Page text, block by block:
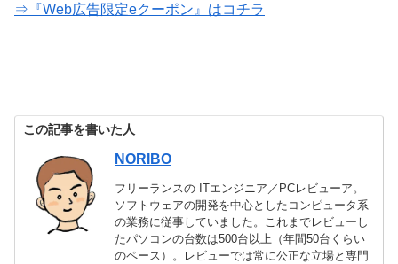
⇒『Web広告限定eクーポン』はコチラ
この記事を書いた人
NORIBO
フリーランスの ITエンジニア／PCレビューア。
ソフトウェアの開発を中心としたコンピュータ系
の業務に従事していました。これまでレビューし
たパソコンの台数は500台以上（年間50台くらい
のペース）。レビューでは常に公正な立場と専門